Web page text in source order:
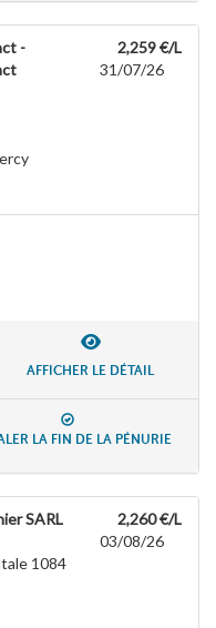
-
2,259 €/L
31/07/26
AFFICHER LE DÉTAIL
LA FIN DE LA PÉNURIE
SARL
1084
2,260 €/L
03/08/26